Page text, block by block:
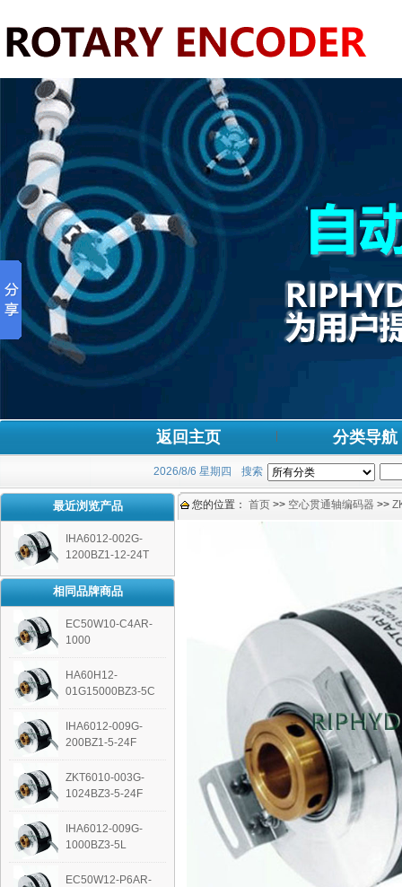
返回主页 分类导航
2026/8/6 星期四 搜索
最近浏览产品
IHA6012-002G-
1200BZ1-12-24T
相同品牌商品
EC50W10-C4AR-
1000
HA60H12-
01G15000BZ3-5C
IHA6012-009G-
200BZ1-5-24F
ZKT6010-003G-
1024BZ3-5-24F
IHA6012-009G-
1000BZ3-5L
EC50W12-P6AR-
您的位置： 首页 >> 空心贯通轴编码器 >>